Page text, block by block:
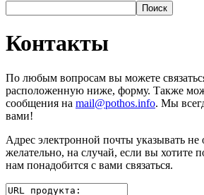
Контакты
По любым вопросам вы можете
расположенную ниже, форму. Также
сообщения на mail@pothos.info. Мы
вами!
Адрес электронной почты указывать не
желательно, на случай, если вы хотите
нам понадобится с вами связаться.